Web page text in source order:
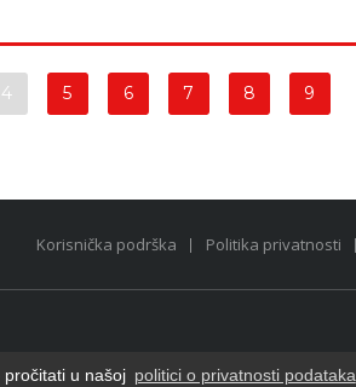
u našoj politici o privatnosti podataka
4 5 6 7 8 9
Korisnička podrška Politika privatnosti